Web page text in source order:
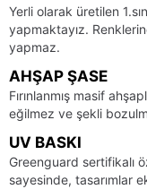
Yerli olarak üretilen
yapmaktayız.
yapmaz.
AHŞAP ŞASE
Fırınlanmış masif
eğilmez ve şekli
UV BASKI
Greenguard sertifikalı
sayesinde, tasarımlar